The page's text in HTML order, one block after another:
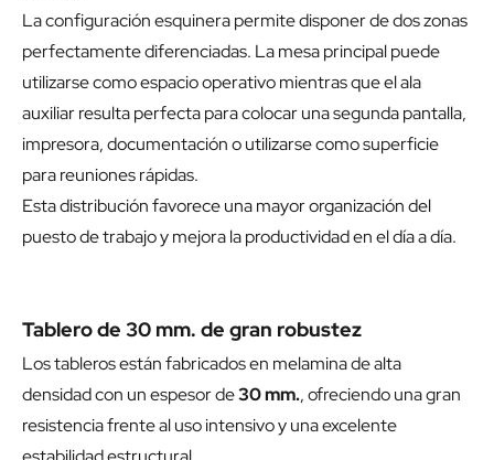
La configuración esquinera permite disponer de dos zonas
perfectamente diferenciadas. La mesa principal puede
utilizarse como espacio operativo mientras que el ala
auxiliar resulta perfecta para colocar una segunda pantalla,
impresora, documentación o utilizarse como superficie
para reuniones rápidas.
Esta distribución favorece una mayor organización del
puesto de trabajo y mejora la productividad en el día a día.
Tablero de 30 mm. de gran robustez
Los tableros están fabricados en melamina de alta
densidad con un espesor de30 mm., ofreciendo una gran
resistencia frente al uso intensivo y una excelente